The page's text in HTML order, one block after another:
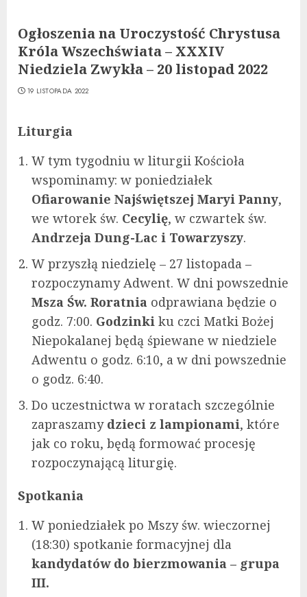
Ogłoszenia na Uroczystość Chrystusa
Króla Wszechświata – XXXIV
Niedziela Zwykła – 20 listopad 2022
19 LISTOPADA 2022
Liturgia
W tym tygodniu w liturgii Kościoła
wspominamy: w poniedziałek
Ofiarowanie Najświętszej Maryi Panny,
we wtorek św. Cecylię, w czwartek św.
Andrzeja Dung-Lac i Towarzyszy.
W przyszłą niedzielę – 27 listopada –
rozpoczynamy Adwent. W dni powszednie
Msza Św. Roratnia odprawiana będzie o
godz. 7:00. Godzinki ku czci Matki Bożej
Niepokalanej będą śpiewane w niedziele
Adwentu o godz. 6:10, a w dni powszednie
o godz. 6:40.
Do uczestnictwa w roratach szczególnie
zapraszamy dzieci z lampionami, które
jak co roku, będą formować procesję
rozpoczynającą liturgię.
Spotkania
W poniedziałek po Mszy św. wieczornej
(18:30) spotkanie formacyjnej dla
kandydatów do bierzmowania – grupa
III.